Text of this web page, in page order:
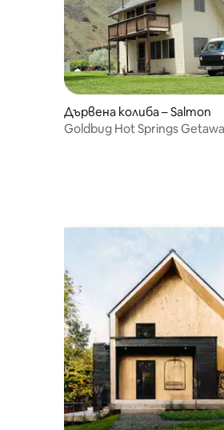
Дървена колиба – Salmon
Goldbug Hot Springs